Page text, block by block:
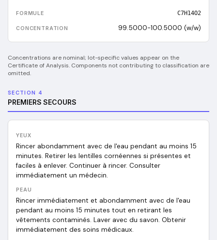
C7H14O2
99.5000-100.5000 (w/w)
Concentrations are nominal; lot-specific values appear on the
Certificate of Analysis. Components not contributing to classification are
omitted.
SECTION 4
PREMIERS SECOURS
YEUX
Rincer abondamment avec de l'eau pendant au moins 15
minutes. Retirer les lentilles cornéennes si présentes et
faciles à enlever. Continuer à rincer. Consulter
immédiatement un médecin.
PEAU
Rincer immédiatement et abondamment avec de l'eau
pendant au moins 15 minutes tout en retirant les
vêtements contaminés. Laver avec du savon. Obtenir
immédiatement des soins médicaux.